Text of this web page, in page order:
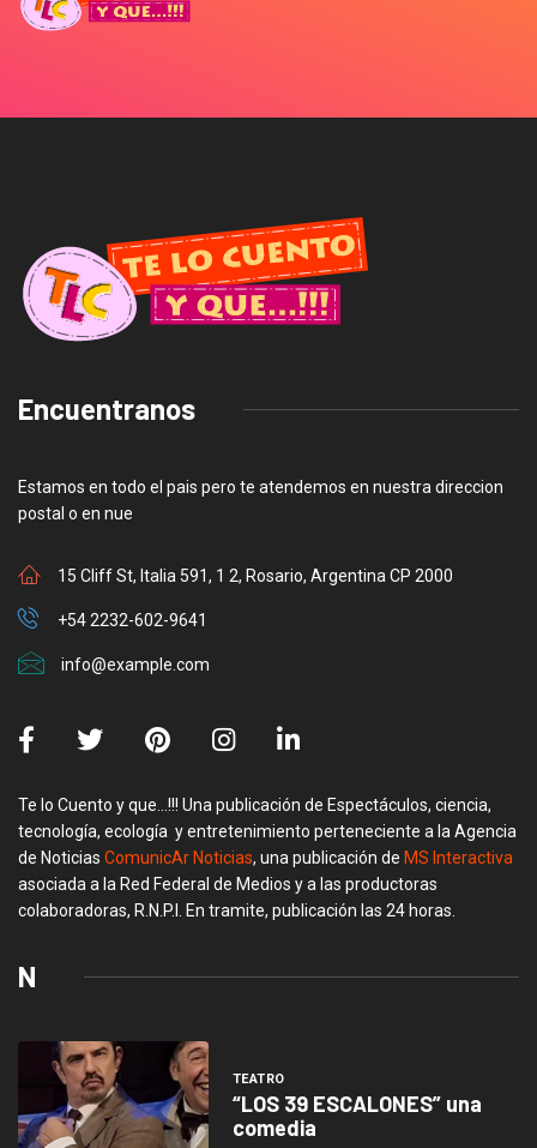
Encuentranos
Estamos en todo el pais pero te atendemos en nuestra direccion
postal o en nue
15 Cliff St, Italia 591, 1 2, Rosario, Argentina CP 2000
+54 2232-602-9641
info@example.com
Te lo Cuento y que…!!! Una publicación de Espectáculos, ciencia,
tecnología, ecología y entretenimiento perteneciente a la Agencia
de Noticias ComunicAr Noticias, una publicación de MS Interactiva
asociada a la Red Federal de Medios y a las productoras
colaboradoras, R.N.P.I. En tramite, publicación las 24 horas.
N
TEATRO
“LOS 39 ESCALONES” una
comedia